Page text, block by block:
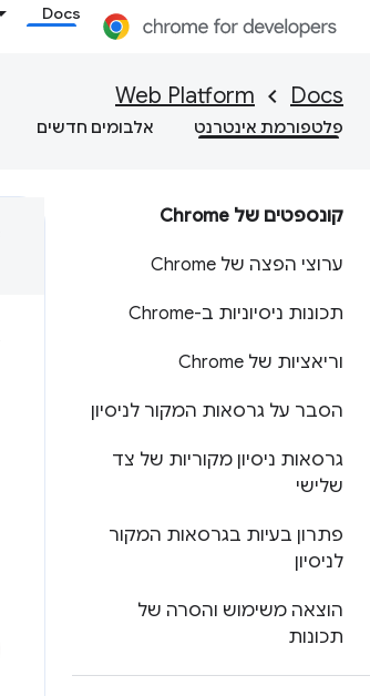
Docs
Docs
Web Platform
פלטפורמת אינטרנט אלבומים חדשים
קונספטים של Chrome
ערוצי הפצה של Chrome
תכונות ניסיוניות ב-Chrome
וריאציות של Chrome
הסבר על גרסאות המקור לניסיון
גרסאות ניסיון מקוריות של צד
שלישי
פתרון בעיות בגרסאות המקור
לניסיון
הוצאה משימוש והסרה של
תכונות